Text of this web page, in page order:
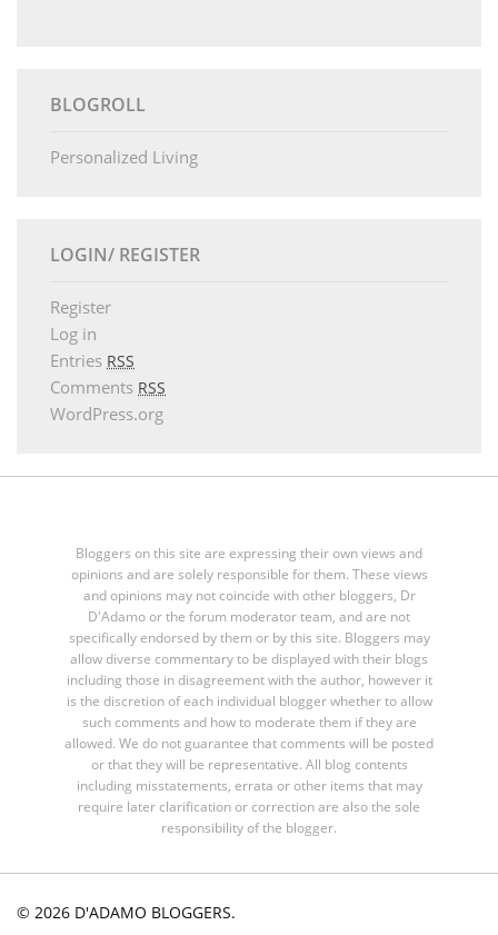
BLOGROLL
Personalized Living
LOGIN/ REGISTER
Register
Log in
Entries RSS
Comments RSS
WordPress.org
Bloggers on this site are expressing their own views and
opinions and are solely responsible for them. These views
and opinions may not coincide with other bloggers, Dr
D'Adamo or the forum moderator team, and are not
specifically endorsed by them or by this site. Bloggers may
allow diverse commentary to be displayed with their blogs
including those in disagreement with the author, however it
is the discretion of each individual blogger whether to allow
such comments and how to moderate them if they are
allowed. We do not guarantee that comments will be posted
or that they will be representative. All blog contents
including misstatements, errata or other items that may
require later clarification or correction are also the sole
responsibility of the blogger.
© 2026 D'ADAMO BLOGGERS.